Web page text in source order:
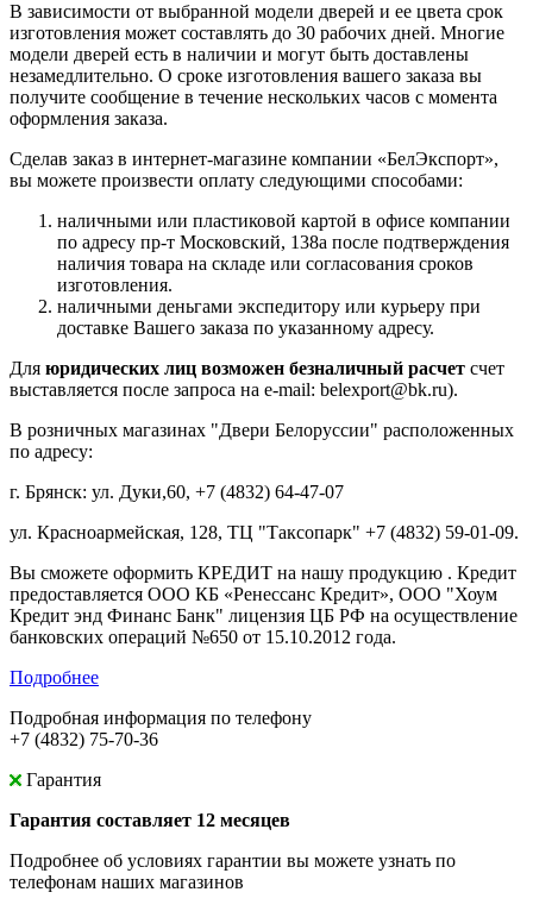
В зависимости от выбранной модели дверей и ее цвета срок
изготовления может составлять до 30 рабочих дней. Многие
модели дверей есть в наличии и могут быть доставлены
незамедлительно. О сроке изготовления вашего заказа вы
получите сообщение в течение нескольких часов с момента
оформления заказа.
Сделав заказ в интернет-магазине компании «БелЭкспорт»,
вы можете произвести оплату следующими способами:
наличными или пластиковой картой в офисе компании
по адресу пр-т Московский, 138а после подтверждения
наличия товара на складе или согласования сроков
изготовления.
наличными деньгами экспедитору или курьеру при
доставке Вашего заказа по указанному адресу.
Для юридических лиц возможен безналичный расчет счет
выставляется после запроса на e-mail: belexport@bk.ru).
В розничных магазинах "Двери Белоруссии" расположенных
по адресу:
г. Брянск: ул. Дуки,60, +7 (4832) 64-47-07
ул. Красноармейская, 128, ТЦ "Таксопарк" +7 (4832) 59-01-09.
Вы сможете оформить КРЕДИТ на нашу продукцию . Кредит
предоставляется ООО КБ «Ренессанс Кредит», ООО "Хоум
Кредит энд Финанс Банк" лицензия ЦБ РФ на осуществление
банковских операций №650 от 15.10.2012 года.
Подробнее
Подробная информация по телефону
+7 (4832) 75-70-36
Гарантия
Гарантия составляет 12 месяцев
Подробнее об условиях гарантии вы можете узнать по
телефонам наших магазинов